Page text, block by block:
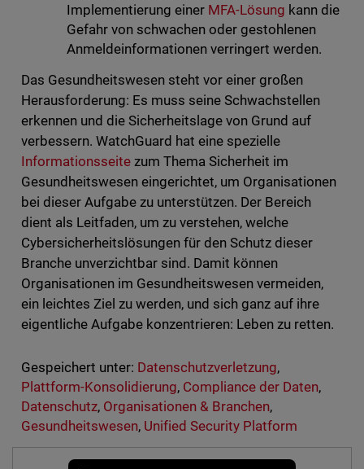
Implementierung einer MFA-Lösung kann die
Gefahr von schwachen oder gestohlenen
Anmeldeinformationen verringert werden.
Das Gesundheitswesen steht vor einer großen
Herausforderung: Es muss seine Schwachstellen
erkennen und die Sicherheitslage von Grund auf
verbessern. WatchGuard hat eine spezielle
Informationsseitezum Thema Sicherheit im
Gesundheitswesen eingerichtet, um Organisationen
bei dieser Aufgabe zu unterstützen. Der Bereich
dient als Leitfaden, um zu verstehen, welche
Cybersicherheitslösungen für den Schutz dieser
Branche unverzichtbar sind. Damit können
Organisationen im Gesundheitswesen vermeiden,
ein leichtes Ziel zu werden, und sich ganz auf ihre
eigentliche Aufgabe konzentrieren: Leben zu retten.
Gespeichert unter: Datenschutzverletzung,
Plattform-Konsolidierung, Compliance der Daten,
Datenschutz, Organisationen & Branchen,
Gesundheitswesen, Unified Security Platform